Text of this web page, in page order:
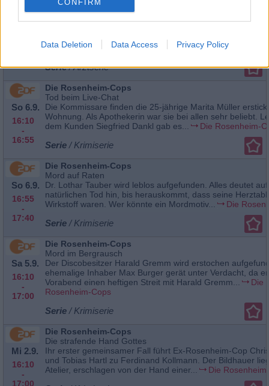
CONFIRM
Data Deletion Data Access Privacy Policy
@Weihnachten
jedes Jahr wird bei den Brentanos erst mal Oskars
gefeiert. Philipp Brentano will mit Oskar am...
In aller
Serie/ Arztserie
So 6.9.
16:10
-
16:55
Die Rosenheim-Cops
Tod beim Live-Chat
Die Kommissare finden die 25-jährige Marita Müller
Wohnung. Als Apothekerin war sie bei allen sehr beliebt.
dem Kunden Siegfried Dankl gab es...
Die Rosenheim-
Serie / Krimiserie
So 6.9.
16:55
-
17:40
Die Rosenheim-Cops
Mord auf Raten
Dr. Lothar Tauber wird leblos aufgefunden. Alles deutet
natürlichen Tod hin, bis herauskommt, dass seine
Wirkstoff waren. Wer könnte ein Mordmotiv...
Die
Serie / Krimiserie
Sa 5.9.
16:10
-
17:00
Die Rosenheim-Cops
Mord im Bergrausch
Der Discobesitzer Harald Gremm wird erstochen
ehemalige Inhaber Max Burger gerät unter Verdacht, da
Vorabend einen heftigen Streit mit Harald Gremm...
Die
Rosenheim-Cops
Serie / Krimiserie
Mi 2.9.
16:10
-
17:00
Die Rosenheim-Cops
Die strafende Hand Gottes
Ihr erster gemeinsamer Fall führt Ex-Rosenheim-Cop
und Tobias Hartl zu Ferdinand Kollmann. Der Bildhauer
Atelier, erschlagen von der Hand einer...
Die